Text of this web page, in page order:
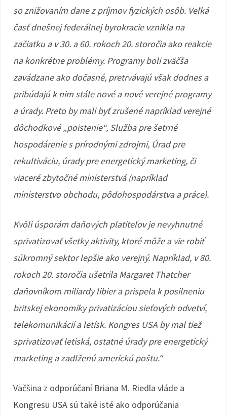
so znižovaním dane z príjmov fyzických osôb. Veľká
časť dnešnej federálnej byrokracie vznikla na
začiatku a v 30. a 60. rokoch 20. storočia ako reakcie
na konkrétne problémy. Programy boli zväčša
zavádzane ako dočasné, pretrvávajú však dodnes a
pribúdajú k nim stále nové a nové verejné programy
a úrady. Preto by mali byť zrušené napríklad verejné
dôchodkové „poistenie“, Služba pre šetrné
hospodárenie s prírodnými zdrojmi, Úrad pre
rekultiváciu, úrady pre energetický marketing, či
viaceré zbytočné ministerstvá (napríklad
ministerstvo obchodu, pôdohospodárstva a práce).
Kvôli úsporám daňových platiteľov je nevyhnutné
sprivatizovať všetky aktivity, ktoré môže a vie robiť
súkromný sektor lepšie ako verejný. Napríklad, v 80.
rokoch 20. storočia ušetrila Margaret Thatcher
daňovníkom miliardy libier a prispela k posilneniu
britskej ekonomiky privatizáciou sieťových odvetví,
telekomunikácií a letísk. Kongres USA by mal tiež
sprivatizovať letiská, ostatné úrady pre energetický
marketing a zadlženú americkú poštu.“
Väčšina z odporúčaní Briana M. Riedla vláde a
Kongresu USA sú také isté ako odporúčania